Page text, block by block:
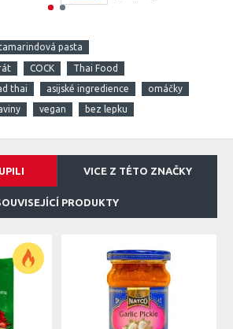
tamarindová pasta
COCK
Thai Food
thai asijské ingredience
omáčky
vegan bez lepku
VICE Z TÉTO ZNAČKY
PRODUKTY